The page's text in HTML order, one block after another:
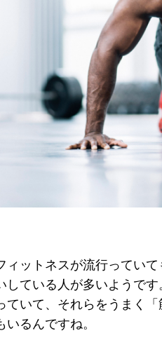
ィットネスが流行ってい
している人が多いようで
ていて、それらをうまく
るんですね。